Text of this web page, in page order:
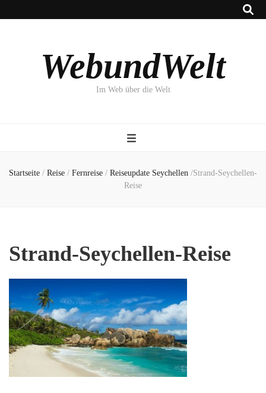
WebundWelt
Im Web über die Welt
Startseite / Reise / Fernreise / Reiseupdate Seychellen /Strand-Seychellen-
Reise
Strand-Seychellen-Reise